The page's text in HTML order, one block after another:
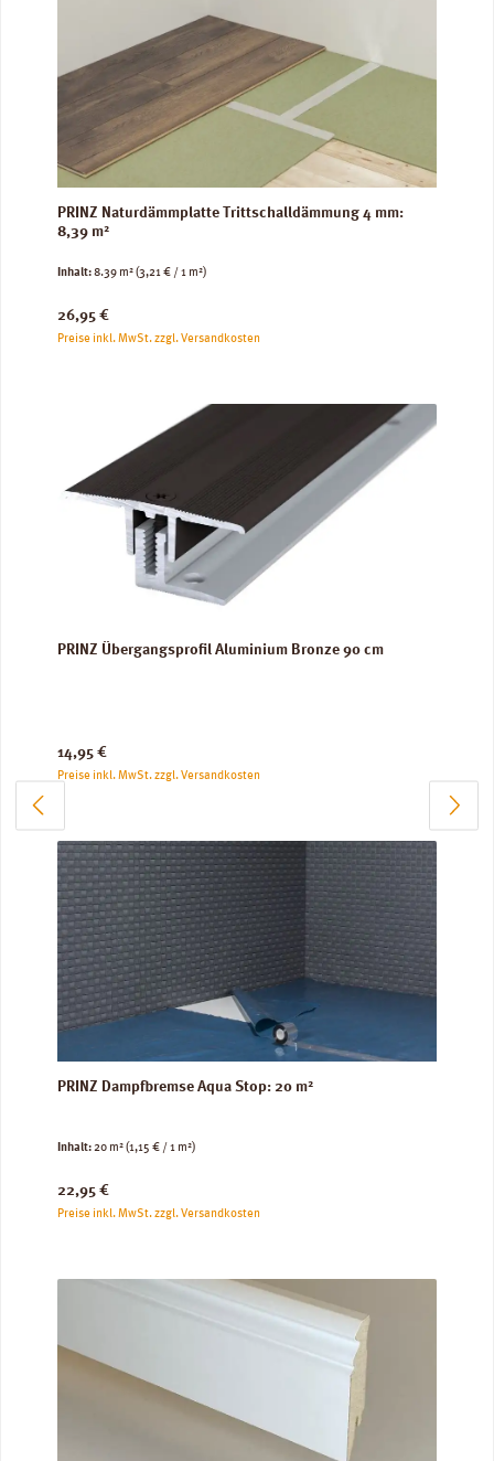
PRINZ Naturdämmplatte Trittschalldämmung 4 mm:
8,39 m²
Inhalt:8.39 m²(3,21 € / 1 m²)
Regulärer Preis:
26,95 €
Preise inkl. MwSt. zzgl. Versandkosten
PRINZ Übergangsprofil Aluminium Bronze 90 cm
Regulärer Preis:
14,95 €
Preise inkl. MwSt. zzgl. Versandkosten
PRINZ Dampfbremse Aqua Stop: 20 m²
Inhalt:20 m²(1,15 € / 1 m²)
Regulärer Preis:
22,95 €
Preise inkl. MwSt. zzgl. Versandkosten